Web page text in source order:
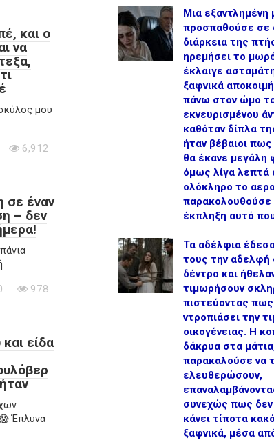
και ο
να
μου
6,912
σε έναν
– δεν
978
είδα
Έπλυνα
Μια εξαντλημένη
προσπαθούσε σε
διάρκεια της
ηρεμήσει το
έκλαιγε
ξαφνικά
πάνω στον ώμο
εκνευρισμένου
καθόταν δίπλα
ήταν βέβαιοι πως
θα έκανε μεγάλη
όμως λίγα λεπτά
ολόκληρο το
παρακολουθούσε
έκπληξη αυτό
Τα αδέλφια
τους την αδελφή
δέντρο και
τιμωρήσουν
πιστεύοντας πως
ντροπιάσει την
οικογένειας. Η
δάκρυα στα
παρακαλούσε να
ελευθερώσουν,
συνεχώς πως δεν
κάνει τίποτα
ξαφνικά, μέσα